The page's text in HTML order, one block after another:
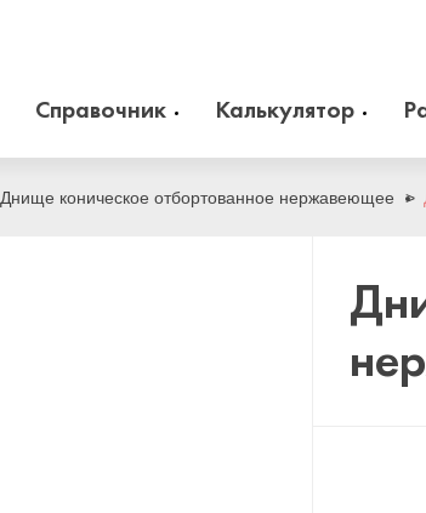
Сварочные
Справочник Калькулятор
Днище коническое отбортованное нержавеющее